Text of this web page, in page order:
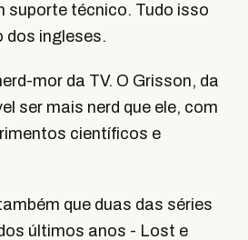
suporte técnico. Tudo isso
dos ingleses.
mor da TV. O Grisson, da
ser mais nerd que ele, com
científicos e
que duas das séries
últimos anos - Lost e